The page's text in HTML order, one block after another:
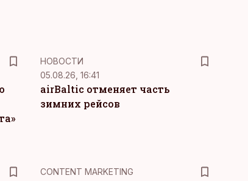
НОВОСТИ
05.08.26, 16:41
airBaltic отменяет часть
зимних рейсов
KM
CONTENT MARKETING